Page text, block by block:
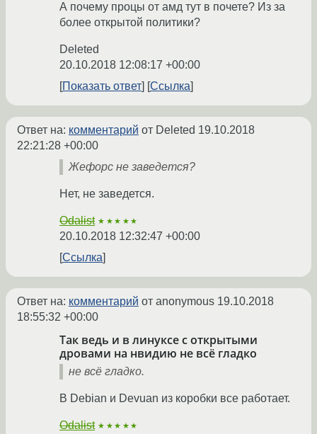
А почему процы от амд тут в почете? Из за
более открытой политики?
Deleted
20.10.2018 12:08:17 +00:00
Показать ответ
Ссылка
Ответ на: комментарий от Deleted 19.10.2018
22:21:28 +00:00
Жефорс не заведется?
Нет, не заведется.
Odalist ★★★★★
20.10.2018 12:32:47 +00:00
Ссылка
Ответ на: комментарий от anonymous 19.10.2018
18:55:32 +00:00
Так ведь и в линуксе с открытыми
дровами на нвидию не всё гладко
не всё гладко.
В Debian и Devuan из коробки все работает.
Odalist ★★★★★